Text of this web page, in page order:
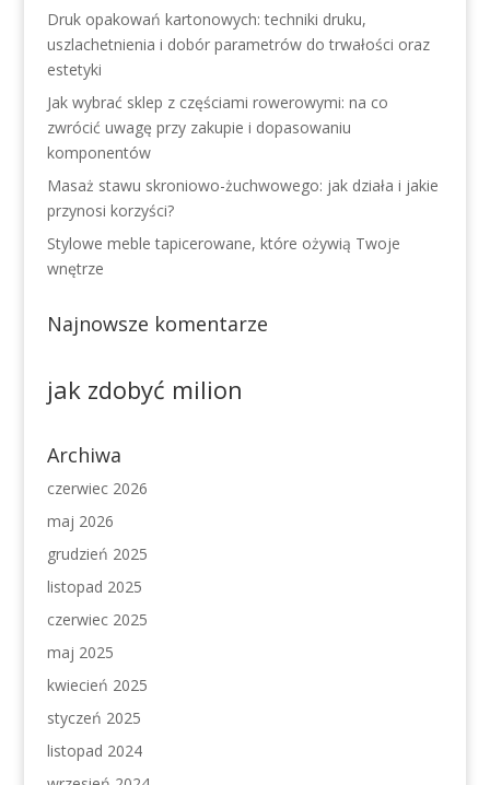
Druk opakowań kartonowych: techniki druku,
uszlachetnienia i dobór parametrów do trwałości oraz
estetyki
Jak wybrać sklep z częściami rowerowymi: na co
zwrócić uwagę przy zakupie i dopasowaniu
komponentów
Masaż stawu skroniowo-żuchwowego: jak działa i jakie
przynosi korzyści?
Stylowe meble tapicerowane, które ożywią Twoje
wnętrze
Najnowsze komentarze
jak zdobyć milion
Archiwa
czerwiec 2026
maj 2026
grudzień 2025
listopad 2025
czerwiec 2025
maj 2025
kwiecień 2025
styczeń 2025
listopad 2024